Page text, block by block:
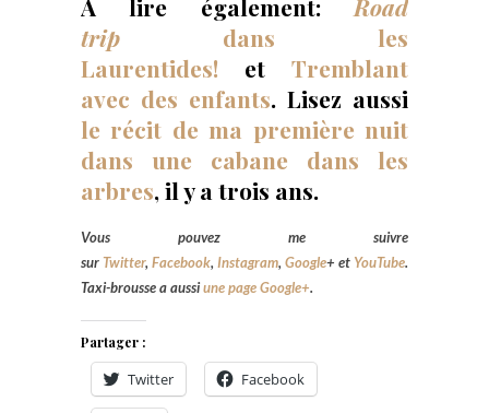
À lire également: Road
trip dans les
Laurentides! et Tremblant
avec des enfants. Lisez aussi
le récit de ma première nuit
dans une cabane dans les
arbres, il y a trois ans.
Vous pouvez me suivre
sur Twitter, Facebook, Instagram, Google+ et YouTube.
Taxi-brousse a aussiune page Google+.
Partager :
Twitter Facebook